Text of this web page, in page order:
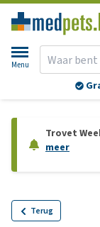
Menu
Trovet
meer
Terug